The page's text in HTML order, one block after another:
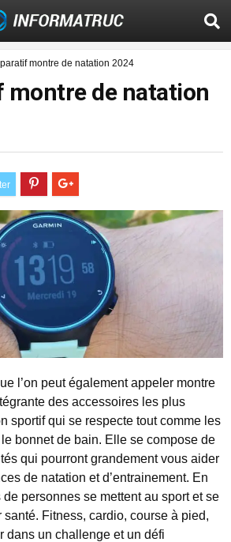
montre de natation 2024
montre de natation
l’on peut également appeler montre
des accessoires les plus
sportif qui se respecte tout comme les
le bonnet de bain. Elle se compose de
qui pourront grandement vous aider
de natation et d’entrainement. En
personnes se mettent au sport et se
Fitness, cardio, course à pied,
un challenge et un défi